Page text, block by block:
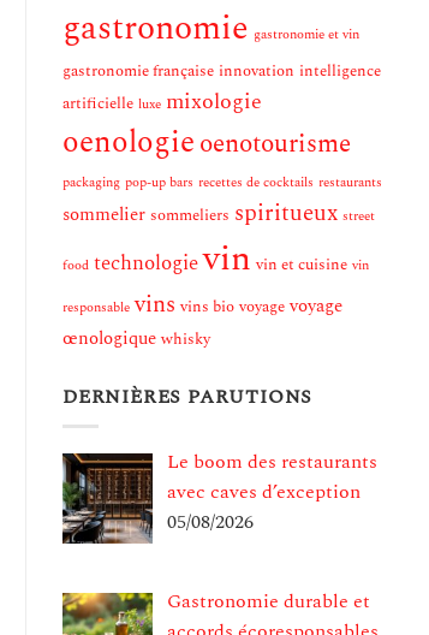
gastronomie gastronomie et vin
gastronomie française innovation intelligence
artificielle luxe mixologie
oenologieoenotourisme
packaging pop-up bars recettes de cocktails restaurants
sommelier sommeliers spiritueux street
food technologievin vin et cuisine vin
responsable vins vins bio voyage voyage
œnologique whisky
DERNIÈRES PARUTIONS
Le boom des restaurants
avec caves d’exception
05/08/2026
Gastronomie durable et